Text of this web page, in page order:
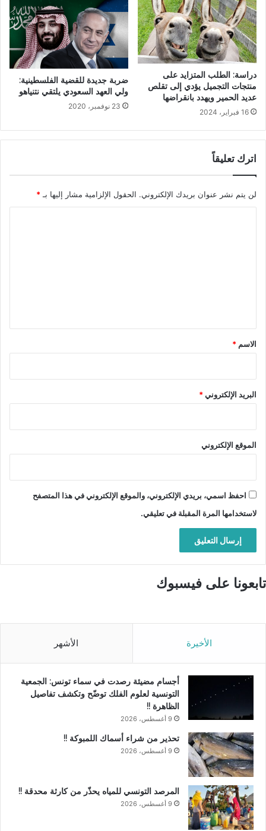
دراسة: الطلب المتزايد على
منتجات التجميل يؤدي إلى تقلص
عديد الحمير ويهدد بانقراضها
16 فبراير، 2024
ضربة جديدة للقضية الفلسطينية:
ولي العهد السعودي يلتقي نتنياهو
23 نوفمبر، 2020
اترك تعليقاً
لن يتم نشر عنوان بريدك الإلكتروني. الحقول الإلزامية مشار إليها بـ*
*
الاسم *
البريد الإلكتروني*
الموقع الإلكتروني
احفظ اسمي، بريدي الإلكتروني، والموقع الإلكتروني في هذا المتصفح
لاستخدامها المرة المقبلة في تعليقي.
تابعونا على فيسبوك
الأخيرة الأشهر
أجسام مضيئة رصدت في سماء تونس: الجمعية
التونسية لعلوم الفلك توضّح وتكشف تفاصيل
الظاهرة !!
9 أغسطس، 2026
تحذير من شراء أسماك اللمبوكة !!
9 أغسطس، 2026
المرصد التونسي للمياه يحذّر من كارثة محدقة !!
9 أغسطس، 2026